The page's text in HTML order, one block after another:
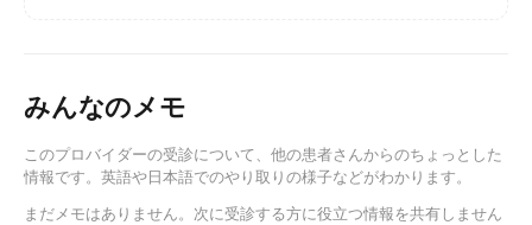
みんなのメモ
このプロバイダーの受診について、他の患者さんからのちょっとした
情報です。英語や日本語でのやり取りの様子などがわかります。
まだメモはありません。次に受診する方に役立つ情報を共有しません